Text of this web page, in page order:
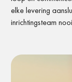
elke levering
inrichtingsteam